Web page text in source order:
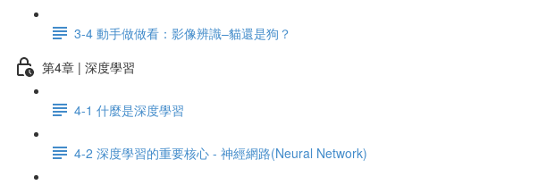
3-4 動手做做看：影像辨識–貓還是狗？
第4章 | 深度學習
4-1 什麼是深度學習
4-2 深度學習的重要核心 - 神經網路(Neural Network)